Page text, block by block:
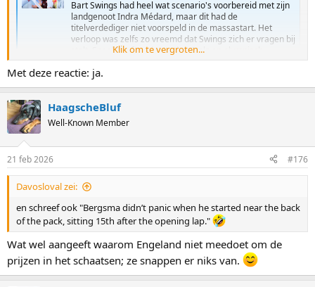
Bart Swings had heel wat scenario's voorbereid met zijn
landgenoot Indra Médard, maar dit had de
titelverdediger niet voorspeld in de massastart. Het
verloop was zelfs zo vreemd dat Swings zich er vragen bij
stelt. Speelden favoriet Jordan Stolz en olympisch
kampioen Jorrit Bergsma onder één...
sporza.be
https://www.nieuwsblad.be/sport/wintersporten/snelschaatsen/bar
t-swings-blijft-gefrustreerd-achter-na-vreemde-olympische-finale-
in-nederland-zullen-ze-allicht-schrijven-dat-ik-een-slechte-verliezer-
ben-maar-hoe-bergsma-wegreed.../135295607.html
Klik om te vergroten...
Met deze reactie: ja.
HaagscheBluf
Well-Known Member
21 feb 2026 #176
Davosloval zei:
en schreef ook "Bergsma didn’t panic when he started near the back
of the pack, sitting 15th after the opening lap."
Wat wel aangeeft waarom Engeland niet meedoet om de
prijzen in het schaatsen; ze snappen er niks van.